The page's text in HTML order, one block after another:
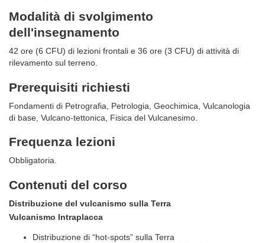
Modalità di svolgimento
dell'insegnamento
42 ore (6 CFU) di lezioni frontali e 36 ore (3 CFU) di attività di
rilevamento sul terreno.
Prerequisiti richiesti
Fondamenti di Petrografia, Petrologia, Geochimica, Vulcanologia
di base, Vulcano-tettonica, Fisica del Vulcanesimo.
Frequenza lezioni
Obbligatoria.
Contenuti del corso
Distribuzione del vulcanismo sulla Terra
Vulcanismo Intraplacca
Distribuzione di “hot-spots” sulla Terra